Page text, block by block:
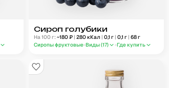
Сироп голубики
На 100 г: ~180₽ | 280кКал | 0,1 г | 0,1 г | 68г
Сиропы фруктовые Виды (17) Где купить